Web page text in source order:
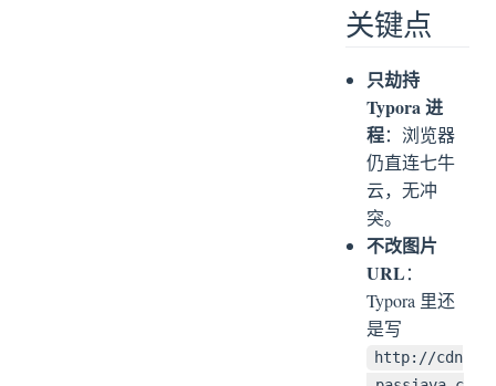
关键点
只劫持
Typora 进
程：浏览器
仍直连七牛
云，无冲
突。
不改图片
URL：
Typora 里还
是写
http://cdn